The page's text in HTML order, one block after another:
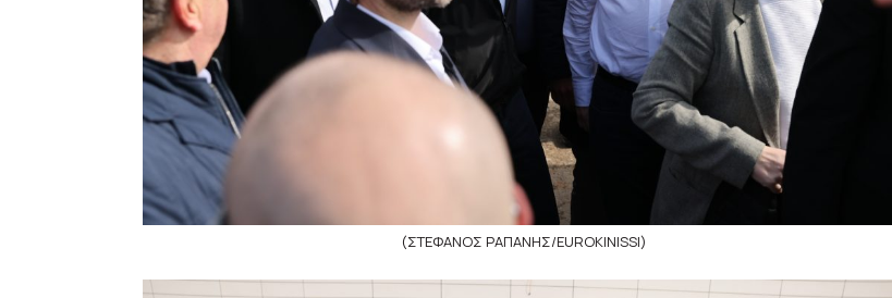
(ΣΤΕΦΑΝΟΣ ΡΑΠΑΝΗΣ/EUROKINISSI)